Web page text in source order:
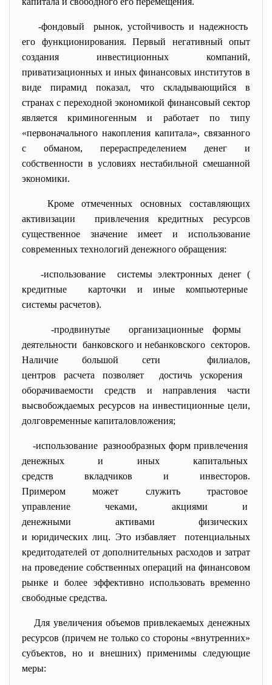
-фондовый рынок, устойчивость и надежность
его функционирования. Первый негативный опыт
создания инвестиционных компаний,
приватизационных и иных финансовых институтов в
виде пирамид показал, что складывающийся в
странах с переходной экономикой финансовый сектор
является криминогенным и работает по типу
«первоначального накопления капитала», связанного
с обманом, перераспределением денег и
собственности в условиях нестабильной смешанной
экономики.
Кроме отмеченных основных составляющих
активизации привлечения кредитных ресурсов
существенное значение имеет и использование
современных технологий денежного обращения:
-использование системы электронных денег (
кредитные карточки и иные компьютерные
системы расчетов).
-продвинутые организационные формы
деятельности банковского и небанковского секторов.
Наличие большой сети филиалов,
центров расчета позволяет достичь ускорения
оборачиваемости средств и направления части
высвобождаемых ресурсов на инвестиционные цели,
долговременные капиталовложения;
-использование разнообразных формпривлечения
денежных и иных капитальных
средств вкладчиков и инвесторов.
Примером может служить трастовое
управление чеками, акциями и
денежными активами физических
и юридических лиц. Это избавляет потенциальных
кредитодателей от дополнительных расходов и затрат
на проведение собственных операций на финансовом
рынке и более эффективно использовать временно
свободные средства.
Для увеличения объемов привлекаемых денежных
ресурсов (причем не только со стороны «внутренних»
субъектов, но и внешних) применимы следующие
меры: